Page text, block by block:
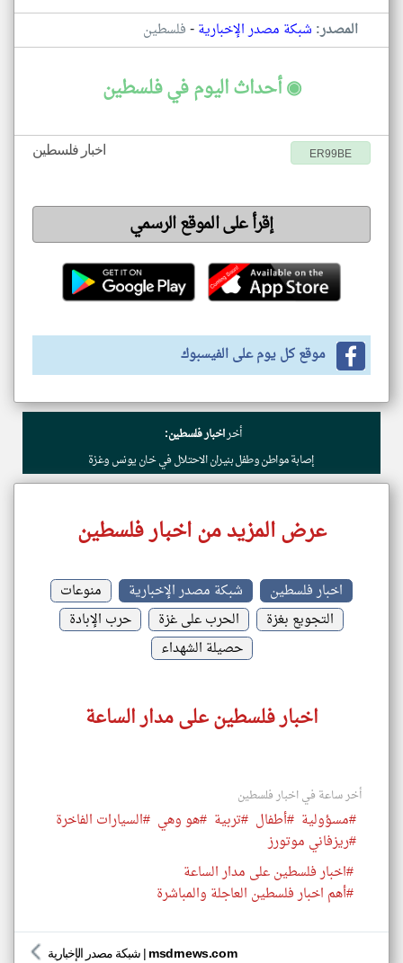
المصدر: شبكة مصدر الإخبارية-فلسطين
◉ أحداث اليوم في فلسطين
اخبار فلسطين ER99BE
إقرأ على الموقع الرسمي
موقع كل يوم على الفيسبوك
أخراخبار فلسطين:
إصابة مواطن وطفل بنيران الاحتلال في خان يونس وغزة
عرض المزيد من اخبار فلسطين
اخبار فلسطين شبكة مصدر الإخبارية
منوعات
التجويع بغزة
الحرب على غزة
حرب الإبادة
حصيلة الشهداء
اخبار فلسطين على مدار الساعة
أخر ساعة في اخبار فلسطين
#مسؤولية #أطفال #تربية #هو وهي #السيارات الفاخرة
#ريزفاني موتورز
#اخبار فلسطين على مدار الساعة
#أهم اخبار فلسطين العاجلة والمباشرة
شبكة مصدر الإخبارية | msdrnews.com